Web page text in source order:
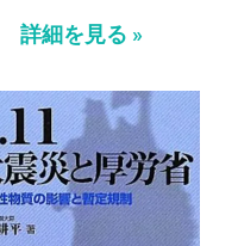
詳細を見る »